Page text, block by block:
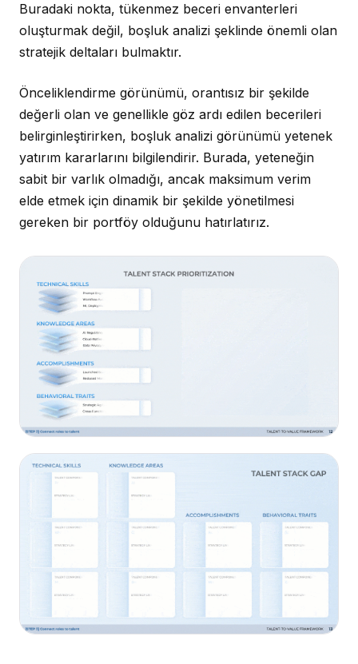
Buradaki nokta, tükenmez beceri envanterleri
oluşturmak değil, boşluk analizi şeklinde önemli olan
stratejik deltaları bulmaktır.
Önceliklendirme görünümü, orantısız bir şekilde
değerli olan ve genellikle göz ardı edilen becerileri
belirginleştirirken, boşluk analizi görünümü yetenek
yatırım kararlarını bilgilendirir. Burada, yeteneğin
sabit bir varlık olmadığı, ancak maksimum verim
elde etmek için dinamik bir şekilde yönetilmesi
gereken bir portföy olduğunu hatırlatırız.